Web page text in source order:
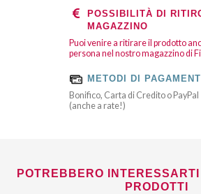
POSSIBILITÀ DI
MAGAZZINO
Puoi venire a ritirare il prodotto
persona nel nostro magazzino di
METODI DI
Bonifico, Carta di Credito o PayPal
(anche a rate!)
POTREBBERO INTERESSARTI
PRODOTTI